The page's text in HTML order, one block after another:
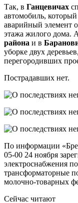
Так, в Ганцевичах
автомобиль,
аварийный элемент
этажа жилого дома.
района и в
уборке двух
перегородивших
Пострадавших нет.
По информации
05-00 24 ноября
электроснабжения
трансформаторные
молочно-товарных
Сейчас читают